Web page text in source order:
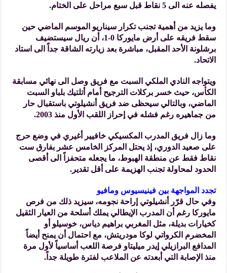
يفصله عنه الى 5 نقاط قبل سبع مراحل على الختام.
وما يزيد من أهمية تجنب تكرار سيناريو الموسم الماضي حين
سقط فريقه على أرض مايوركا 0-1، أن ريال سيستضيف
برشلونة الأحد المقبل، مباشرة بعد زيارته الشاقة جداً الى استاد
الاتحاد.
ويتواجه النادي الملكي السبت مع فريق وصل الى نهائي مسابقة
الكأس، حيث خسر بركلات الترجيح أمام أتلتيك بلباو السبت
الماضي، وبالتالي سيحظى ضد فريق أنشيلوتي باستقبال حار
من جماهيره رغم فشله في إحراز اللقب الأول منذ 2003.
وما زال فريق المدرب المكسيكي خافيير أغيري في وضع حرج
على صعيد الدوري، إذ يحتل المركز الخامس عشر بفارق ست
نقاط فقط عن منطقة الهبوط، ما يجعله متحفزاً الى أقصى
الحدود لمحاولة تجنب الهزيمة على أقل تقدير.
تجدد المواجهة بين فينيسيوس ومافيو
وفي حال قرّر أنشيلوتي إراحة نجومه، سيزيد ذلك من فرص
مايوركا رغم أن المدرب الإيطالي يملك أسلحة من العيار الثقيل
كخيارات بديلة، مثل المغربي براهيم دياس، خوسيلو أو
المخضرم الكرواتي لوكا مودريتش، مع احتمال أن يمنح أيضاً
المدافع البرازيلي إيدر ميليتاو فرصة اللعب أساسياً لأول مرة
منذ الإصابة التي أبعدته عن الملاعب لفترة طويلة جداً.